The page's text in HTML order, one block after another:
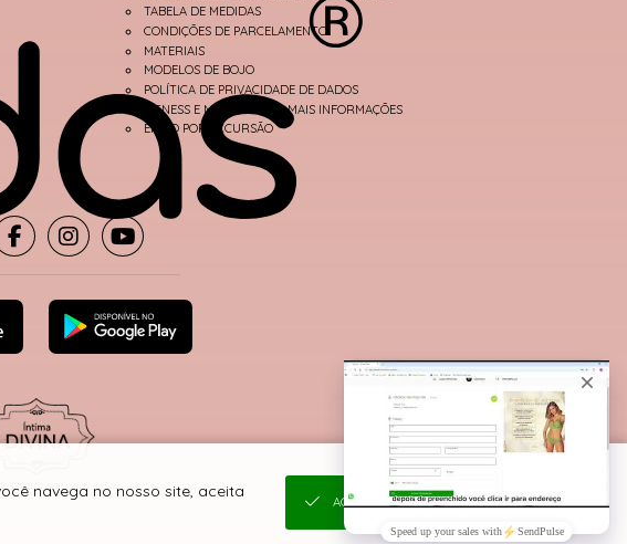
TABELA DE MEDIDAS
CONDIÇÕES DE PARCELAMENTO
MATERIAIS
MODELOS DE BOJO
POLÍTICA DE PRIVACIDADE DE DADOS
FITNESS E MODA PRAIA - MAIS INFORMAÇÕES
ENVIO POR EXCURSÃO
DIREITOS RESERVADOS
navega no nosso site, aceita
ACEITAR E FECHAR